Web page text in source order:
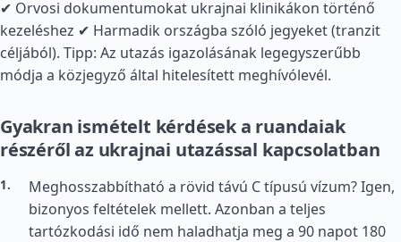
✔ Orvosi dokumentumokat ukrajnai klinikákon történő
kezeléshez ✔ Harmadik országba szóló jegyeket (tranzit
céljából). Tipp: Az utazás igazolásának legegyszerűbb
módja a közjegyző által hitelesített meghívólevél.
Gyakran ismételt kérdések a ruandaiak
részéről az ukrajnai utazással kapcsolatban
Meghosszabbítható a rövid távú C típusú vízum? Igen,
bizonyos feltételek mellett. Azonban a teljes
tartózkodási idő nem haladhatja meg a 90 napot 180